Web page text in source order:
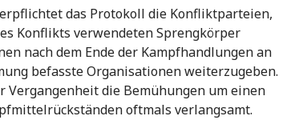
das Protokoll die Konfliktparteien,
Konflikts verwendeten Sprengkörper
nach dem Ende der Kampfhandlungen an
befasste Organisationen weiterzugeben.
die Bemühungen um einen
oftmals verlangsamt.